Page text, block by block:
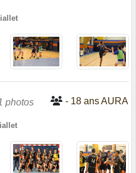
photos - 18 ans AURA